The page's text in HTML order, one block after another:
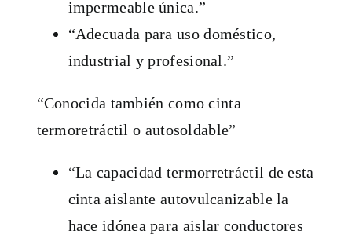
impermeable única.”
“Adecuada para uso doméstico,
industrial y profesional.”
“Conocida también como cinta
termoretráctil o autosoldable”
“La capacidad termorretráctil de esta
cinta aislante autovulcanizable la
hace idónea para aislar conductores